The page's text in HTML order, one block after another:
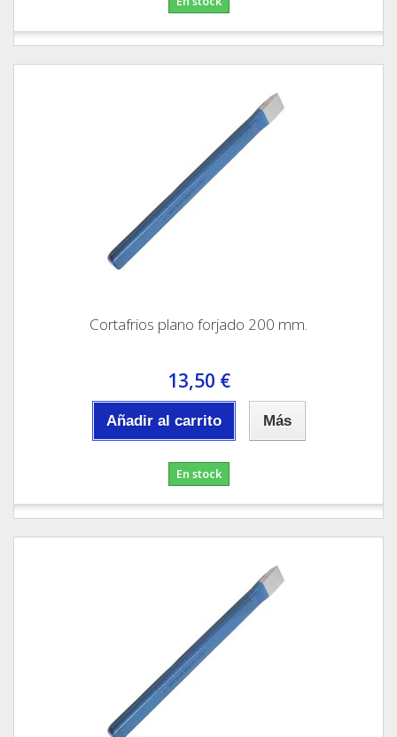
Cortafrios plano forjado 200 mm.
13,50 €
Añadir al carrito Más
En stock